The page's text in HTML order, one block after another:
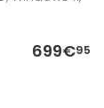
699€95